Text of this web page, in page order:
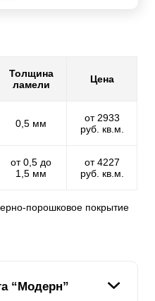
Толщина
ламели
Цена
0,5 мм
от 2933
руб. кв.м.
от 0,5 до
1,5 мм
от 4227
руб. кв.м.
порошковое покрытие
“Модерн”